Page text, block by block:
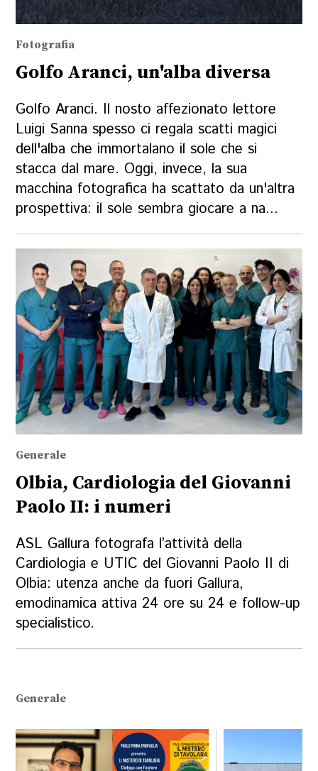
Fotografia
Golfo Aranci, un'alba diversa
Golfo Aranci. Il nosto affezionato lettore
Luigi Sanna spesso ci regala scatti magici
dell'alba che immortalano il sole che si
stacca dal mare. Oggi, invece, la sua
macchina fotografica ha scattato da un'altra
prospettiva: il sole sembra giocare a na...
Generale
Olbia, Cardiologia del Giovanni
Paolo II: i numeri
ASL Gallura fotografa l’attività della
Cardiologia e UTIC del Giovanni Paolo II di
Olbia: utenza anche da fuori Gallura,
emodinamica attiva 24 ore su 24 e follow-up
specialistico.
Generale